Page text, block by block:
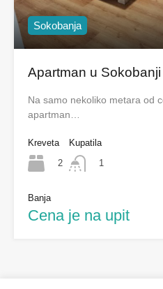
Sokobanja
Apartman u
Na samo nekoliko metara od
apartman…
Kreveta
2
Kupatila
1
Banja
Cena je na upit